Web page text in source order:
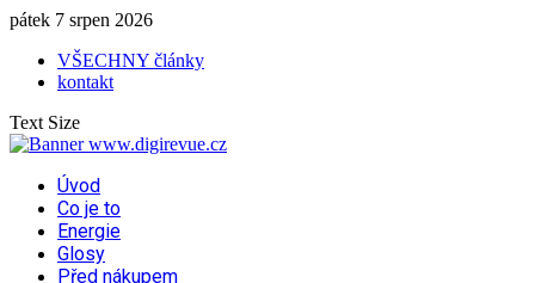
pátek 7 srpen 2026
VŠECHNY články
kontakt
Text Size
Úvod
Co je to
Energie
Glosy
Před nákupem